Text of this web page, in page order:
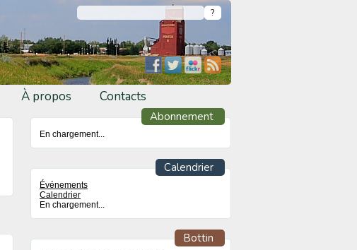
À propos Contacts
Abonnement
En chargement...
Calendrier
Événements
Calendrier
En chargement...
Bottin